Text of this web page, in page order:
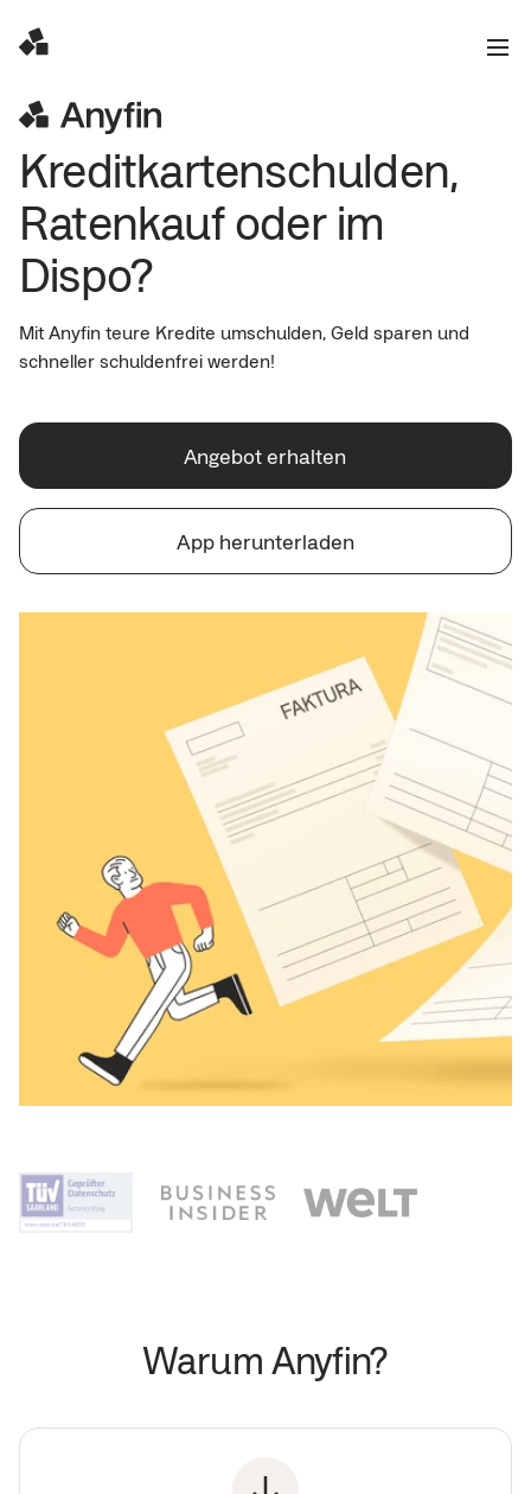
Kreditkartenschulden,
Ratenkauf oder im
Dispo?
Mit Anyfin teure Kredite umschulden, Geld sparen und
schneller schuldenfrei werden!
Angebot erhalten
App herunterladen
Warum Anyfin?